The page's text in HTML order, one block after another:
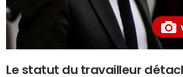
Le statut du travailleur